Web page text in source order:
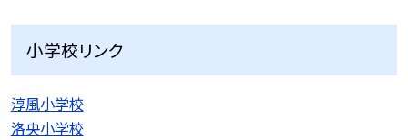
小学校リンク
淳風小学校
洛央小学校